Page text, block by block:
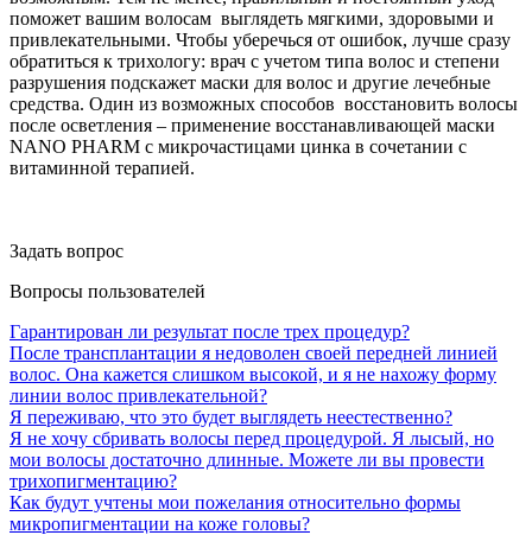
поможет вашим волосам выглядеть мягкими, здоровыми и
привлекательными. Чтобы уберечься от ошибок, лучше сразу
обратиться к трихологу: врач с учетом типа волос и степени
разрушения подскажет маски для волос и другие лечебные
средства. Один из возможных способов восстановить волосы
после осветления – применение восстанавливающей маски
NANO PHARM c микрочастицами цинка в сочетании с
витаминной терапией.
Задать вопрос
Вопросы пользователей
Гарантирован ли результат после трех процедур?
После трансплантации я недоволен своей передней линией
волос. Она кажется слишком высокой, и я не нахожу форму
линии волос привлекательной?
Я переживаю, что это будет выглядеть неестественно?
Я не хочу сбривать волосы перед процедурой. Я лысый, но
мои волосы достаточно длинные. Можете ли вы провести
трихопигментацию?
Как будут учтены мои пожелания относительно формы
микропигментации на коже головы?